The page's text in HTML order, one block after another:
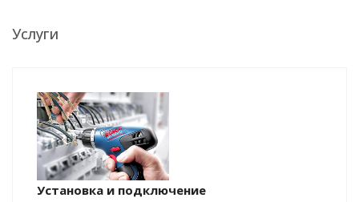
Услуги
Установка и подключение